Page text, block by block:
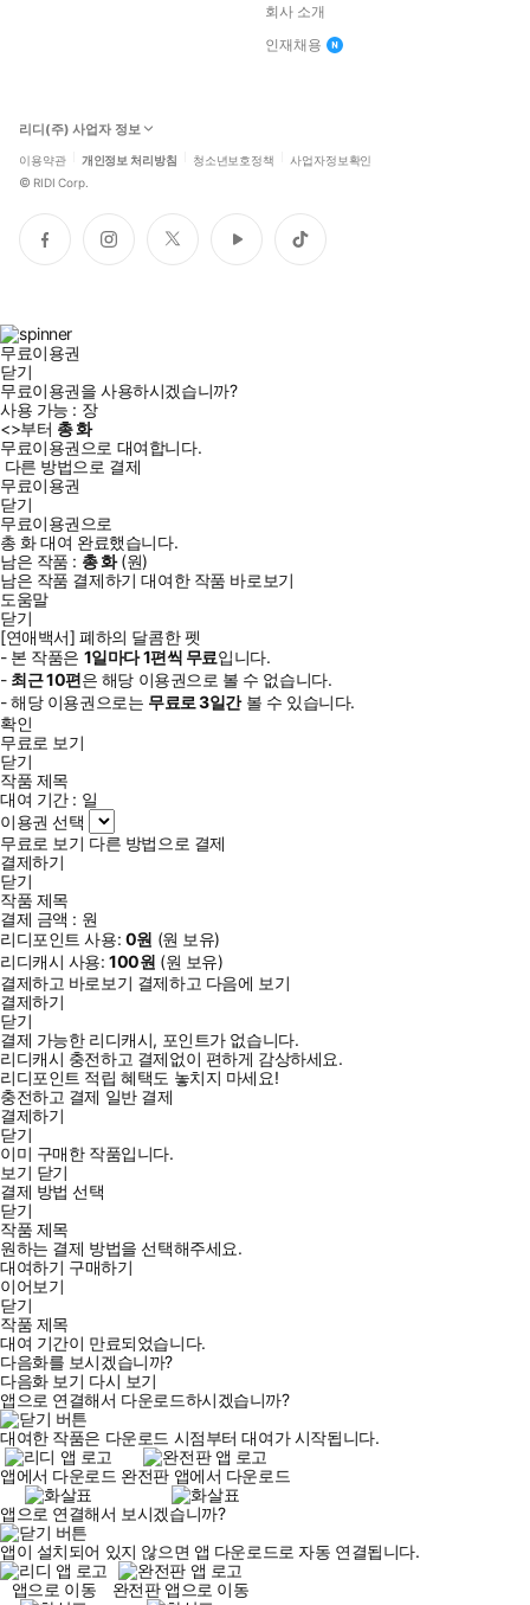
회사 소개
인재채용
리디(주) 사업자 정보
이용약관 개인정보 처리방침 청소년보호정책 사업자정보확인
© RIDI Corp.
페
이
인
스
트
위
유
튜
틱
톡
무료이용권
닫기
무료이용권을 사용하시겠습니까?
사용 가능 : 장
<>부터 총화
무료이용권으로 대여합니다.
다른 방법으로 결제
무료이용권
닫기
무료이용권으로
총 화대여 완료했습니다.
남은 작품 : 총화(원)
남은 작품 결제하기 대여한 작품 바로보기
도움말
닫기
[연애백서] 폐하의 달콤한 펫
- 본 작품은 1일마다1편씩 무료입니다.
- 최근10편은 해당 이용권으로 볼 수 없습니다.
- 해당 이용권으로는 무료로3일간볼 수 있습니다.
확인
무료로 보기
닫기
작품 제목
대여 기간 : 일
이용권 선택
무료로 보기 다른 방법으로 결제
결제하기
닫기
작품 제목
결제 금액 : 원
리디포인트 사용: 0원 (원 보유)
리디캐시 사용:100원 (원 보유)
결제하고 바로보기 결제하고 다음에 보기
결제하기
닫기
결제 가능한 리디캐시, 포인트가 없습니다.
리디캐시 충전하고 결제없이 편하게 감상하세요.
리디포인트 적립 혜택도 놓치지 마세요!
충전하고 결제 일반 결제
결제하기
닫기
이미 구매한 작품입니다.
보기 닫기
결제 방법 선택
닫기
작품 제목
원하는 결제 방법을 선택해주세요.
대여하기 구매하기
이어보기
닫기
작품 제목
대여 기간이 만료되었습니다.
다음화를 보시겠습니까?
다음화 보기 다시 보기
앱으로 연결해서 다운로드하시겠습니까?
대여한 작품은 다운로드 시점부터 대여가 시작됩니다.
앱에서 다운로드 완전판 앱에서 다운로드
앱으로 연결해서 보시겠습니까?
앱이 설치되어 있지 않으면 앱 다운로드로 자동 연결됩니다.
앱으로 이동
완전판 앱으로 이동